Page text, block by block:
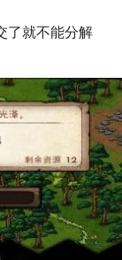
了就不能分解